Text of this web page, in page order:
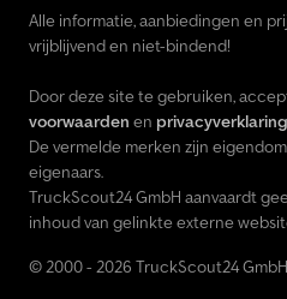
Alle informatie, aanbiedingen en
vrijblijvend en niet-bindend!
Door deze site te gebruiken,
voorwaarden en privacyverklaring
De vermelde merken zijn
eigenaars.
TruckScout24 GmbH aanvaardt
inhoud van gelinkte externe
© 2000 - 2026 TruckScout24 GmbH